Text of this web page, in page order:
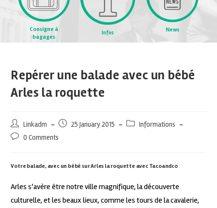
Consigne à
bagages
Infos News
Repérer une balade avec un bébé
Arles la roquette
Linkadm 25 January 2015
Informations
0 Comments
Votre balade, avec un bébé sur Arles la roquette avec Tacoandco
Arles s’avère être notre ville magnifique, la découverte
culturelle, et les beaux lieux, comme les tours de la cavalerie,